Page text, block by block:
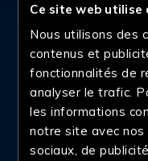
Ce site web utilise
Nous utilisons des
contenus et
fonctionnalités de
analyser le trafic.
les informations
notre site avec
sociaux, de